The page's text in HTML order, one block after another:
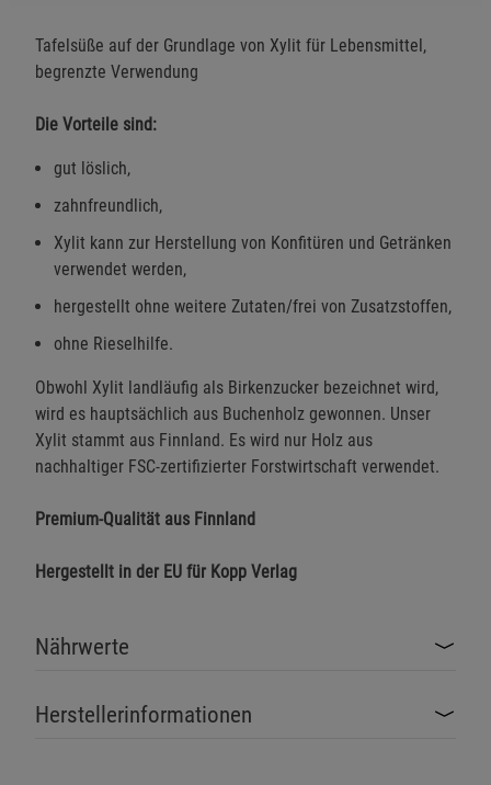
Tafelsüße auf der Grundlage von Xylit für Lebensmittel,
begrenzte Verwendung
Die Vorteile sind:
gut löslich,
zahnfreundlich,
Xylit kann zur Herstellung von Konfitüren und Getränken
verwendet werden,
hergestellt ohne weitere Zutaten/frei von Zusatzstoffen,
ohne Rieselhilfe.
Obwohl Xylit landläufig als Birkenzucker bezeichnet wird,
wird es hauptsächlich aus Buchenholz gewonnen. Unser
Xylit stammt aus Finnland. Es wird nur Holz aus
nachhaltiger FSC-zertifizierter Forstwirtschaft verwendet.
Premium-Qualität aus Finnland
Hergestellt in der EU für Kopp Verlag
Nährwerte
Herstellerinformationen